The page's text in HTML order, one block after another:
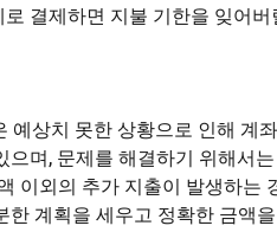
결제하면 지불 기한을 잊어
예상치 못한 상황으로 인해
며, 문제를 해결하기 위해서
이외의 추가 지출이 발생하
한 계획을 세우고 정확한 금액